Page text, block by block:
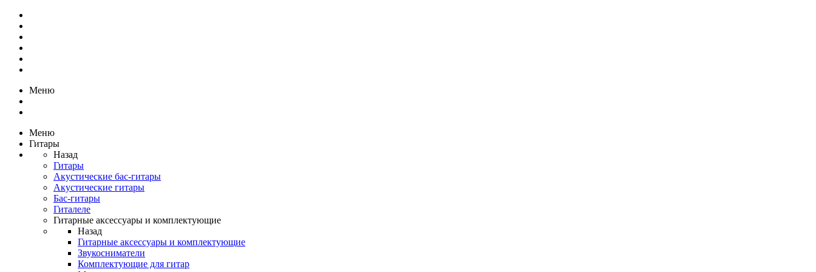
Меню
Меню
Гитары
Назад
Гитары
Акустические бас-гитары
Акустические гитары
Бас-гитары
Гиталеле
Гитарные аксессуары и комплектующие
Назад
Гитарные аксессуары и комплектующие
Звукосниматели
Комплектующие для гитар